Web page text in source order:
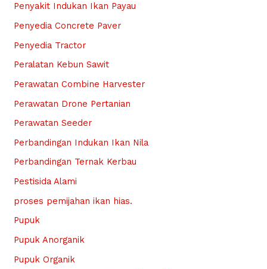
Penyakit Indukan Ikan Payau
Penyedia Concrete Paver
Penyedia Tractor
Peralatan Kebun Sawit
Perawatan Combine Harvester
Perawatan Drone Pertanian
Perawatan Seeder
Perbandingan Indukan Ikan Nila
Perbandingan Ternak Kerbau
Pestisida Alami
proses pemijahan ikan hias.
Pupuk
Pupuk Anorganik
Pupuk Organik